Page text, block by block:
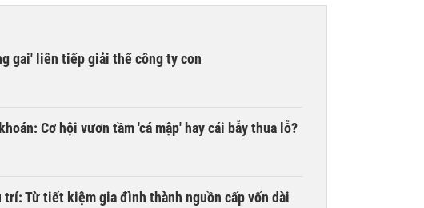
gai' liên tiếp giải thế công ty con
Cơ hội vươn tầm 'cá mập' hay cái bẫy thua lỗ?
Từ tiết kiệm gia đình thành nguồn cấp vốn dài